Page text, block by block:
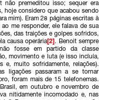
não premeditou isso; sequer era
hoje considero que acabou sendo
mim). Eram 28 páginas escritas à
me responder, ele falava de sua
das traições e golpes sofridos,
causa operária[2] . Benoit sempre
fosse em partido da classe
movimento e luta (e isso incluía,
e, muito sofridamente, relações).
ligações passaram a se tornar
foram mais de 15 telefonemas.
em outubro e novembro de
nitidamente incomodado e, nas